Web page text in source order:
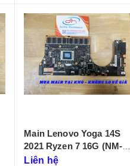
Main Lenovo Yoga 14S
2021 Ryzen 7 16G (NM-
D431)
Liên hệ